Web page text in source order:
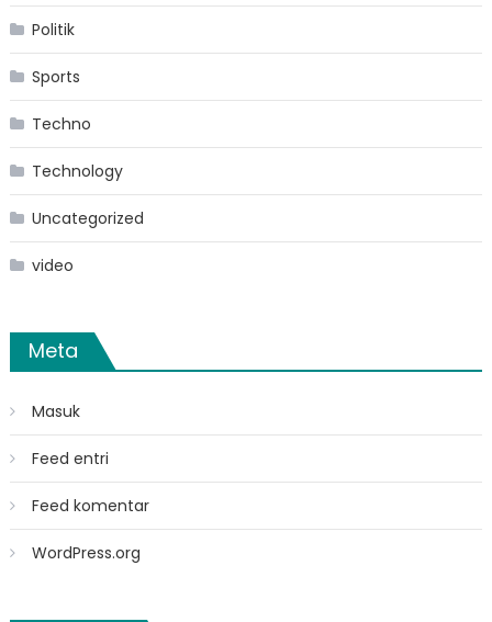
Politik
Sports
Techno
Technology
Uncategorized
video
Meta
Masuk
Feed entri
Feed komentar
WordPress.org